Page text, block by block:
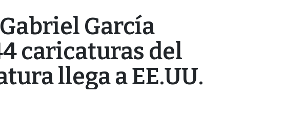
García
caricaturas del
llega a EE.UU.